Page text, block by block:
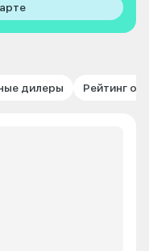
дилеры Рейтинг